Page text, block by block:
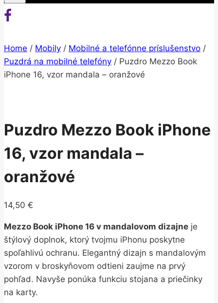
Home / Mobily / Mobilné a telefónne príslušenstvo /
Puzdrá na mobilné telefóny / Puzdro Mezzo Book
iPhone 16, vzor mandala – oranžové
Puzdro Mezzo Book iPhone
16, vzor mandala –
oranžové
14,50 €
Mezzo Book iPhone 16 v mandalovom dizajne je
štýlový doplnok, ktorý tvojmu iPhonu poskytne
spoľahlivú ochranu. Elegantný dizajn s mandalovým
vzorom v broskyňovom odtieni zaujme na prvý
pohľad. Navyše ponúka funkciu stojana a priečinky
na karty.